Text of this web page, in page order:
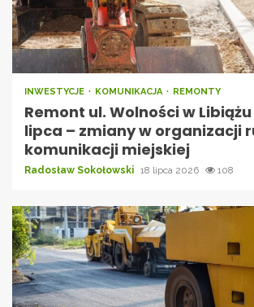
INWESTYCJE KOMUNIKACJA REMONTY
Remont ul. Wolności w
lipca – zmiany w organizacji
komunikacji miejskiej
Radosław Sokołowski 18 lipca 2026 108